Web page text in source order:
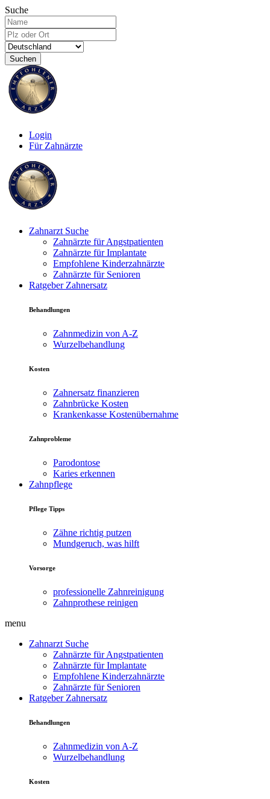
Suche
Suchen
Login
Für Zahnärzte
Zahnarzt Suche
Zahnärzte für Angstpatienten
Zahnärzte für Implantate
Empfohlene Kinderzahnärzte
Zahnärzte für Senioren
Ratgeber Zahnersatz
Behandlungen
Zahnmedizin von A-Z
Wurzelbehandlung
Kosten
Zahnersatz finanzieren
Zahnbrücke Kosten
Krankenkasse Kostenübernahme
Zahnprobleme
Parodontose
Karies erkennen
Zahnpflege
Pflege Tipps
Zähne richtig putzen
Mundgeruch, was hilft
Vorsorge
professionelle Zahnreinigung
Zahnprothese reinigen
menu
Zahnarzt Suche
Zahnärzte für Angstpatienten
Zahnärzte für Implantate
Empfohlene Kinderzahnärzte
Zahnärzte für Senioren
Ratgeber Zahnersatz
Behandlungen
Zahnmedizin von A-Z
Wurzelbehandlung
Kosten